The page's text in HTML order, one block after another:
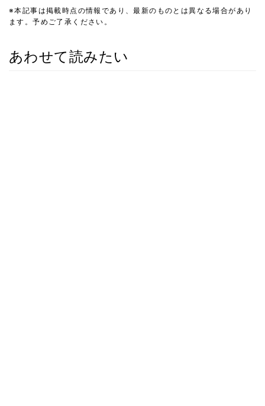
※本記事は掲載時点の情報であり、最新のものとは異なる場合があり
ます。予めご了承ください。
あわせて読みたい